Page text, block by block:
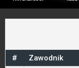
# Zawodnik